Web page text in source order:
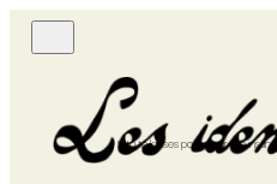
Si tu te laisses porter par ton